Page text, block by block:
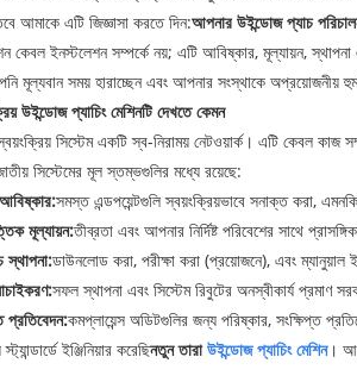
আমাকে এটি জিজ্ঞাসা করতে দিন:আপনার উইন্ডোজ প্যাচ
কেবল ইনস্টলেশন সম্পর্কে নয়; এটি আবিষ্কার, মূল্যায়ন, স্থাপনা
মূল্যবান সময় হারাচ্ছেন এবং আপনার সংস্থাকে অপ্রয়োজনীয়
উইন্ডোজ প্যাচিং মেশিনটি দেখতে কেমন
সিস্টেম একটি স্ব-নিরাময় নেটওয়ার্ক। এটি কেবল কাজ
সিস্টেমের মূল স্তম্ভগুলির মধ্যে রয়েছে:
সমস্ত এন্ডপয়েন্টগুলি স্বয়ংক্রিয়ভাবে সনাক্ত করা,
মূল্যায়ন:তীব্রতা এবং আপনার নির্দিষ্ট পরিবেশের সাথে
স্থাপনা:ডাউনলোড করা, পরীক্ষা করা (প্রয়োজনে), এবং ম্যানুয়াল
সফল স্থাপনা এবং সিস্টেম রিবুটের অনস্বীকার্য প্রমাণ
প্রতিবেদন:কমপ্লায়েন্স অডিটগুলির জন্য পরিষ্কার, সংক্ষিপ্ত
ইঞ্জিনিয়ার করেছিনতুন তারা উইন্ডোজ প্যাচিং মেশিন।